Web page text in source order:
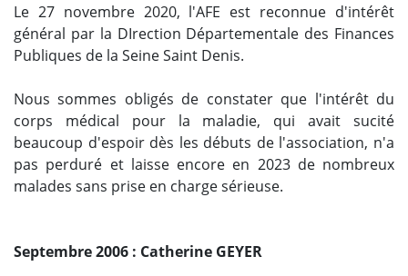
Le 27 novembre 2020, l'AFE est reconnue d'intérêt
général par la DIrection Départementale des Finances
Publiques de la Seine Saint Denis.
Nous sommes obligés de constater que l'intérêt du
corps médical pour la maladie, qui avait sucité
beaucoup d'espoir dès les débuts de l'association, n'a
pas perduré et laisse encore en 2023 de nombreux
malades sans prise en charge sérieuse.
Septembre 2006 : Catherine GEYER